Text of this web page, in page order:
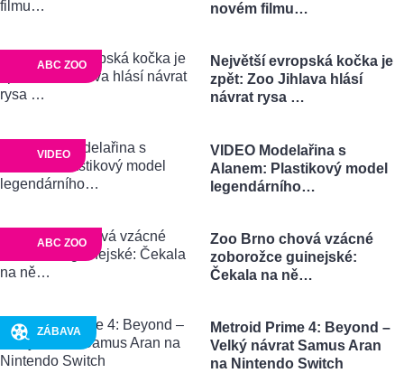
novém filmu…
ABC ZOO
Největší evropská kočka je
zpět: Zoo Jihlava hlásí
návrat rysa …
VIDEO
VIDEO Modelařina s
Alanem: Plastikový model
legendárního…
ABC ZOO
Zoo Brno chová vzácné
zoborožce guinejské:
Čekala na ně…
ZÁBAVA
Metroid Prime 4: Beyond –
Velký návrat Samus Aran
na Nintendo Switch